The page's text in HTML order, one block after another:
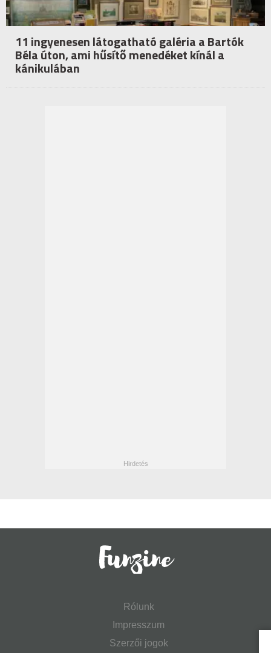
11 ingyenesen látogatható galéria a Bartók
Béla úton, ami hűsítő menedéket kínál a
kánikulában
Rólunk
Impresszum
Szerzői jogok